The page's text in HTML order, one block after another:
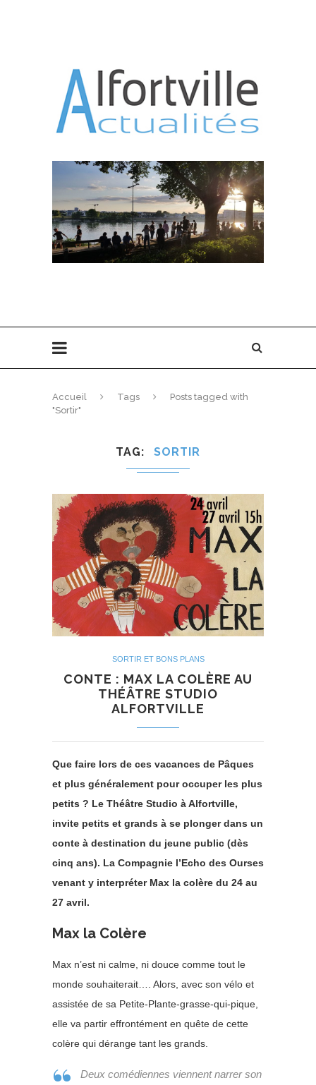
Accueil Tags
Posts tagged with
"Sortir"
TAG SORTIR
SORTIR ET BONS PLANS
CONTE : MAX LA COLÈRE AU
THÉÂTRE STUDIO
ALFORTVILLE
Que faire lors de ces vacances de Pâques
et plus généralement pour occuper les plus
petits ? Le Théâtre Studio à Alfortville,
invite petits et grands à se plonger dans un
conte à destination du jeune public (dès
cinq ans). La Compagnie l’Echo des Ourses
venant y interpréter Max la colère du 24 au
27 avril.
Max la Colère
Max n’est ni calme, ni douce comme tout le
monde souhaiterait…. Alors, avec son vélo et
assistée de sa Petite-Plante-grasse-qui-pique,
elle va partir effrontément en quête de cette
colère qui dérange tant les grands.
Deux comédiennes viennent narrer son